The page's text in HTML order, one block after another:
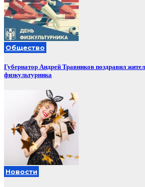
Общество
Губернатор Андрей Травников поздравил
физкультурника
Новости